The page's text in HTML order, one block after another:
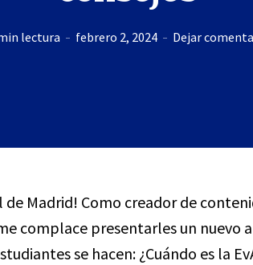
lectura febrero 2, 2024 Dejar
de Madrid! Como creador de
complace presentarles un nuevo
se hacen: ¿Cuándo es la